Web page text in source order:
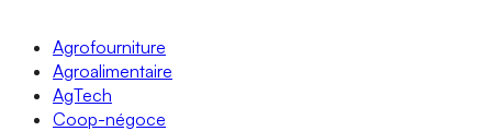
Agrofourniture
Agroalimentaire
AgTech
Coop-négoce